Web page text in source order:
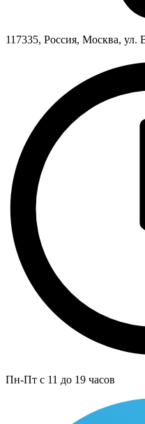
117335, Россия, Москва, ул.
Пн-Пт с 11 до 19 часов